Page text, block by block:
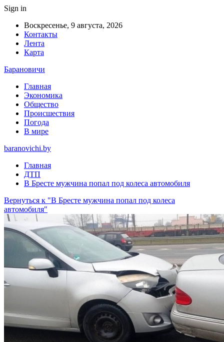
Sign in
Воскресенье, 9 августа, 2026
Контакты
Лента
Карта
Барановичи
Главная
Экономика
Общество
Происшествия
Погода
В мире
baranovichi.by
Главная
ДТП
В Бресте мужчина попал под колеса автомобиля
Вернуться к "В Бресте мужчина попал под колеса
автомобиля"